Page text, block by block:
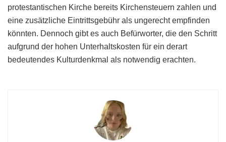
protestantischen Kirche bereits Kirchensteuern zahlen und
eine zusätzliche Eintrittsgebühr als ungerecht empfinden
könnten. Dennoch gibt es auch Befürworter, die den Schritt
aufgrund der hohen Unterhaltskosten für ein derart
bedeutendes Kulturdenkmal als notwendig erachten.